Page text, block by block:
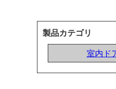
製品カテゴリ
室内ド